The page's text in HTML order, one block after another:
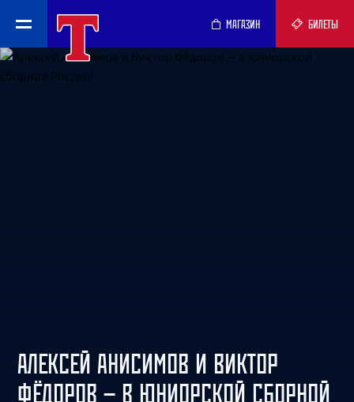
МАГАЗИН БИЛЕТЫ
АЛЕКСЕЙ АНИСИМОВ И ВИКТОР
ФЁДОРОВ — В ЮНИОРСКОЙ СБОРНОЙ